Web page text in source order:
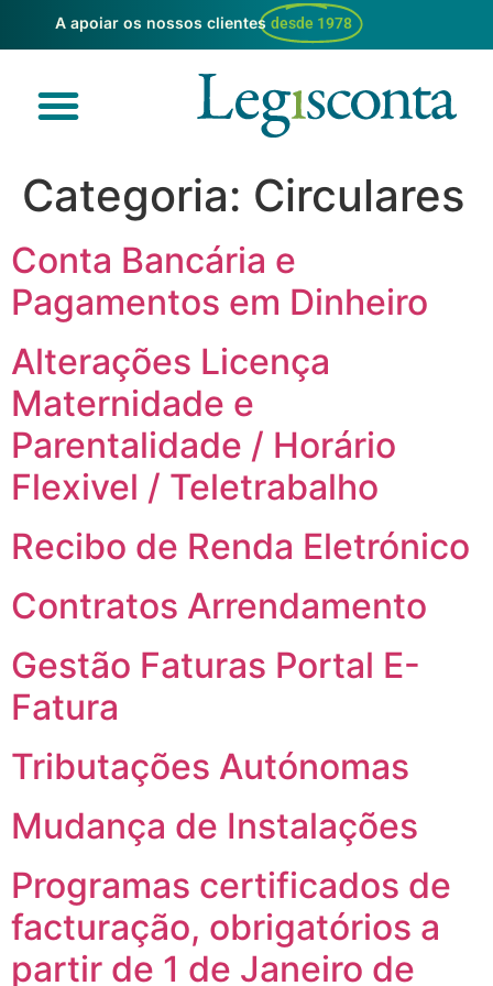
A apoiar os nossos clientes desde 1978
Categoria: Circulares
Conta Bancária e
Pagamentos em Dinheiro
Alterações Licença
Maternidade e
Parentalidade / Horário
Flexivel / Teletrabalho
Recibo de Renda Eletrónico
Contratos Arrendamento
Gestão Faturas Portal E-
Fatura
Tributações Autónomas
Mudança de Instalações
Programas certificados de
facturação, obrigatórios a
partir de 1 de Janeiro de